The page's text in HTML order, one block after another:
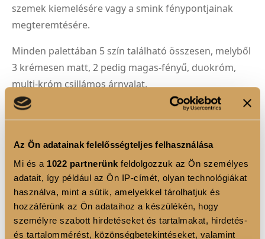
Az Ön adatainak felelősségteljes felhasználása
Mi és a 1022 partnerünk feldolgozzuk az Ön személyes
adatait, így például az Ön IP-címét, olyan technológiákat
használva, mint a sütik, amelyekkel tárolhatjuk és
hozzáférünk az Ön adataihoz a készülékén, hogy
személyre szabott hirdetéseket és tartalmakat, hirdetés-
és tartalommérést, közönségbetekintéseket, valamint
szemek kiemelésére vagy a smink fénypontjainak
megteremtésére.
Minden palettában 5 szín található összesen, melyből
3 krémesen matt, 2 pedig magas-fényű, duokróm,
multi-króm csillámos árnyalat.
A szemhéjpúder paletták higiénikus védelme
A matricát könnyedén eltávolíthatod, ha egy ollóval
gondosan átvágod a zárócsíkot. Ez biztosítja, hogy a
termék érintetlen és tökéletes állapotban érkezzen
hozzád.